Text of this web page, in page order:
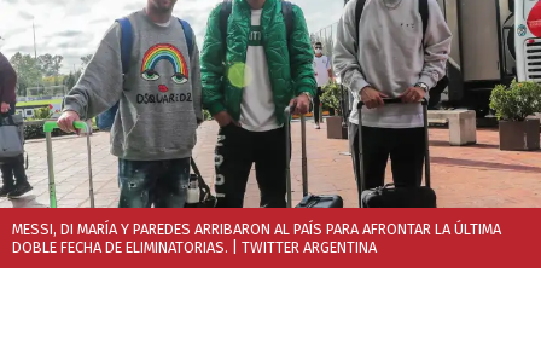
MESSI, DI MARÍA Y PAREDES ARRIBARON AL PAÍS PARA AFRONTAR LA ÚLTIMA
DOBLE FECHA DE ELIMINATORIAS.
| TWITTER ARGENTINA